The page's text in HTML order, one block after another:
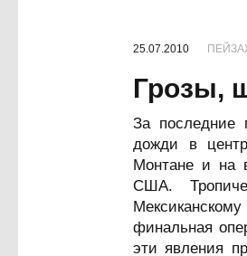
25.07.2010
Грозы,
За последние
дожди в
Монтане и на
США.
финальная
эти явления